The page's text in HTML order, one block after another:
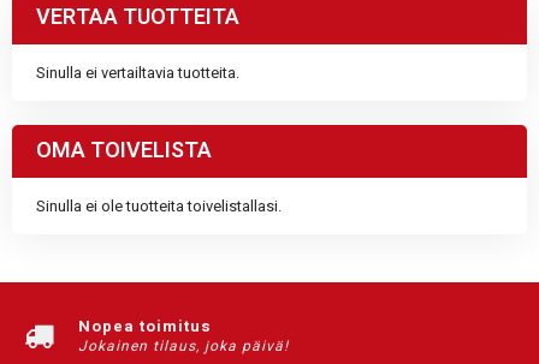
VERTAA TUOTTEITA
Sinulla ei vertailtavia tuotteita.
OMA TOIVELISTA
Sinulla ei ole tuotteita toivelistallasi.
Nopea toimitus
Jokainen tilaus, joka päivä!